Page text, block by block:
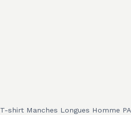
T-shirt Manches Longues Homme